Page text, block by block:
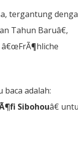
tergantung
Tahun Baruâ€,
â€œFrÃ¶hliche
baca adalah:
Sibohouâ€